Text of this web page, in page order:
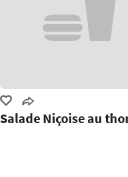
Salade Niçoise au